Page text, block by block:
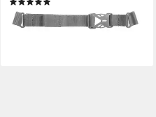
ab 5,99 €
lieferbar - in 2-3 Werktagen bei dir